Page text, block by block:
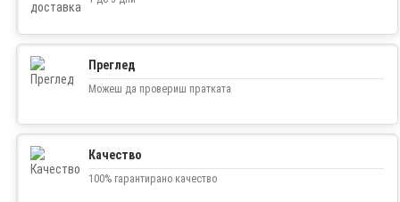
Преглед
Можеш да провериш пратката
Качество
100% гарантирано качество